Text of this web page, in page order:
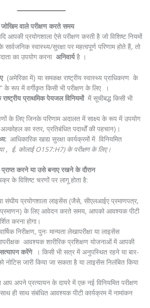
वाले परीक्षण करते समय
आपकी प्रयोगशाला ऐसे परीक्षण करती है जो विशिष्ट नियमों
स्वास्थ्य/सुरक्षा पर महत्वपूर्ण परिणाम होते हैं, तो
का उपयोग करना अनिवार्यहै ।
(अमेरिका में) या समकक्ष राष्ट्रीय स्वास्थ्य प्राधिकरण के
के रूप में वर्गीकृत किसी भी परीक्षण के लिए ।
प्राथमिक पेयजल विनियमोंमें सूचीबद्ध किसी भी
के लिए जिनके परिणाम अदालत में साक्ष्य के रूप में उपयोग
का स्तर, प्रतिबंधित पदार्थों की पहचान)।
आधिकारिक खाद्य सुरक्षा कार्यक्रमों में विनियमित
, ई. कोलाई O157:H7) के परीक्षण के लिए।
करने या उसे बनाए रखने के दौरान
के विशिष्ट चरणों पर लागू होता है:
संघीय प्रयोगशाला लाइसेंस (जैसे, सीएलआईए प्रमाणपत्र,
प्रमाणन) के लिए आवेदन करते समय, आपको आवश्यक पीटी
करना होगा।
निरीक्षण, पुनः मान्यता लेखापरीक्षा या लाइसेंस
आवश्यक शारीरिक प्रशिक्षण योजनाओं में आपकी
सत्यापन करेंगे। किसी भी सत्र में अनुपस्थित रहने या बार-
जारी किया जा सकता है या लाइसेंस निलंबित किया
अपने प्रत्यायन के दायरे में एक नई विनियमित परीक्षण
ही साथ संबंधित आवश्यक पीटी कार्यक्रम में नामांकन